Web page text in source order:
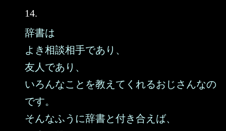
14.
辞書は
よき相談相手であり、
友人であり、
いろんなことを教えてくれるおじさんなの
です。
そんなふうに辞書と付き合えば、